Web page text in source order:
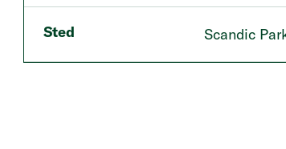
Sted Scandic